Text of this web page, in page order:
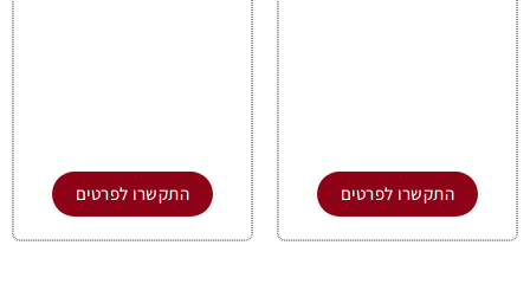
התקשרו לפרטים התקשרו לפרטים